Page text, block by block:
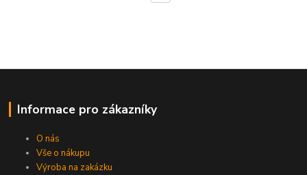
Informace pro zákazníky
O nás
Vše o nákupu
Výroba na zakázku